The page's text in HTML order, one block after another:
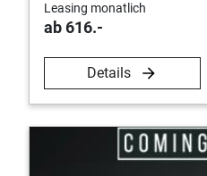
Leasing monatlich
ab 616.-
Details